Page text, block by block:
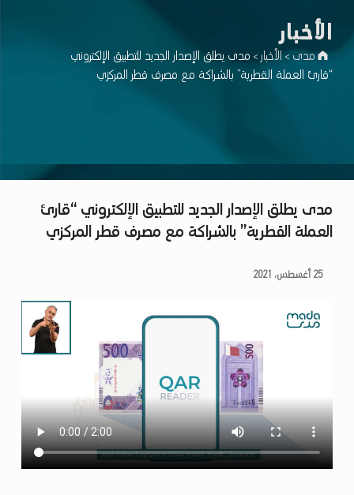
اﻷخبار
مدى > اﻷخبار > مدى يطلق الإصدار الجديد للتطبيق الإلكتروني
“قارئ العملة القطرية” بالشراكة مع مصرف قطر المركزي
مدى يطلق الإصدار الجديد للتطبيق الإلكتروني “قارئ
العملة القطرية” بالشراكة مع مصرف قطر المركزي
م
ى
ل
ق
ا
25 أغسطس، 2021